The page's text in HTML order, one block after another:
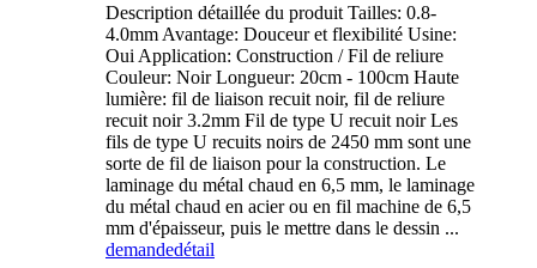
Description détaillée du produit Tailles: 0.8-
4.0mm Avantage: Douceur et flexibilité Usine:
Oui Application: Construction / Fil de reliure
Couleur: Noir Longueur: 20cm - 100cm Haute
lumière: fil de liaison recuit noir, fil de reliure
recuit noir 3.2mm Fil de type U recuit noir Les
fils de type U recuits noirs de 2450 mm sont une
sorte de fil de liaison pour la construction. Le
laminage du métal chaud en 6,5 mm, le laminage
du métal chaud en acier ou en fil machine de 6,5
mm d'épaisseur, puis le mettre dans le dessin ...
demandedétail